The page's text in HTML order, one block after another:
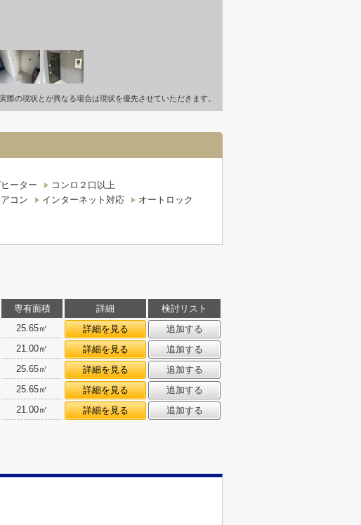
際の現状とが異なる場合は現状を優先させていただきます。
ーター
コンロ２口以上
コン インターネット対応
オートロック
専有面積 詳細
検討リスト
25.65㎡ 詳細を見る
追加する
21.00㎡ 詳細を見る
追加する
25.65㎡ 詳細を見る
追加する
25.65㎡ 詳細を見る
追加する
21.00㎡ 詳細を見る 追加する